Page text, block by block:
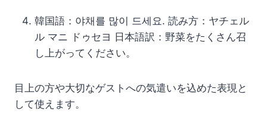
韓国語：야채를 많이 드세요. 読み方：ヤチェル
ル マニ ドゥセヨ 日本語訳：野菜をたくさん召
し上がってください。
目上の方や大切なゲストへの気遣いを込めた表現と
して使えます。